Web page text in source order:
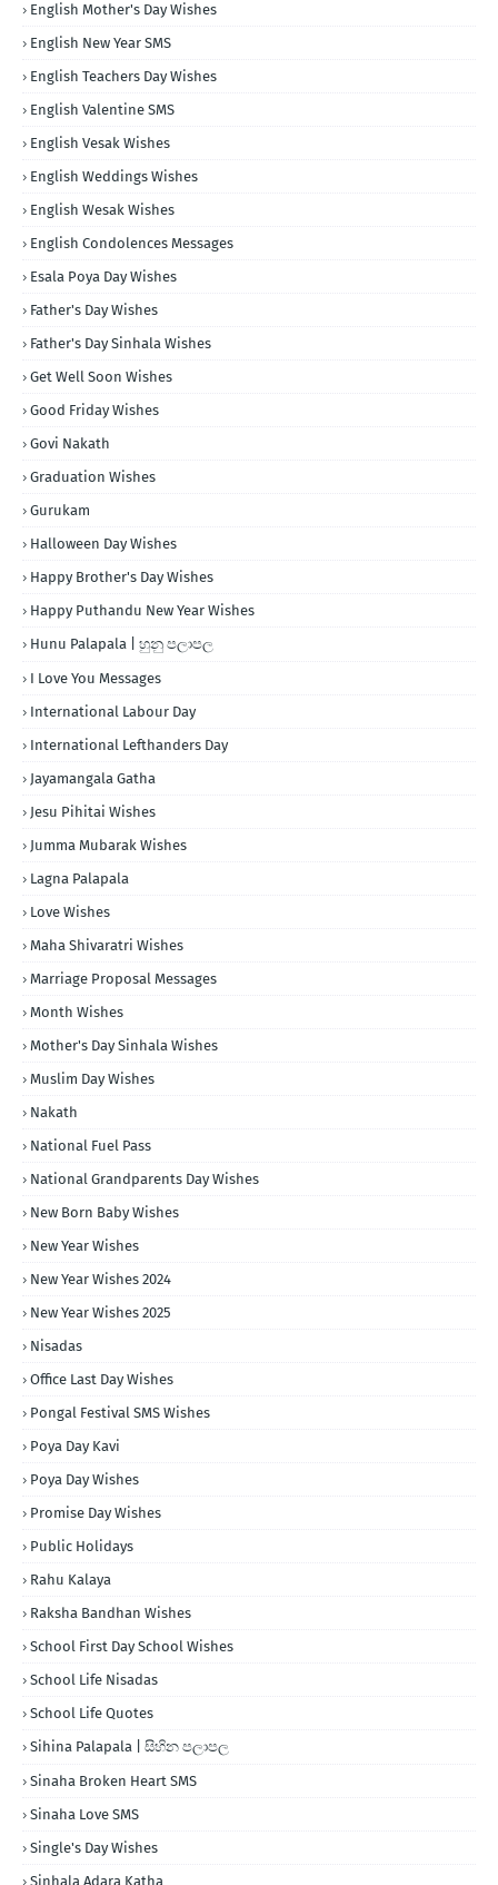
English Mother's Day Wishes
English New Year SMS
English Teachers Day Wishes
English Valentine SMS
English Vesak Wishes
English Weddings Wishes
English Wesak Wishes
English Condolences Messages
Esala Poya Day Wishes
Father's Day Wishes
Father's Day Sinhala Wishes
Get Well Soon Wishes
Good Friday Wishes
Govi Nakath
Graduation Wishes
Gurukam
Halloween Day Wishes
Happy Brother's Day Wishes
Happy Puthandu New Year Wishes
Hunu Palapala | හුනු පලාපල
I Love You Messages
International Labour Day
International Lefthanders Day
Jayamangala Gatha
Jesu Pihitai Wishes
Jumma Mubarak Wishes
Lagna Palapala
Love Wishes
Maha Shivaratri Wishes
Marriage Proposal Messages
Month Wishes
Mother's Day Sinhala Wishes
Muslim Day Wishes
Nakath
National Fuel Pass
National Grandparents Day Wishes
New Born Baby Wishes
New Year Wishes
New Year Wishes 2024
New Year Wishes 2025
Nisadas
Office Last Day Wishes
Pongal Festival SMS Wishes
Poya Day Kavi
Poya Day Wishes
Promise Day Wishes
Public Holidays
Rahu Kalaya
Raksha Bandhan Wishes
School First Day School Wishes
School Life Nisadas
School Life Quotes
Sihina Palapala | සිහින පලාපල
Sinaha Broken Heart SMS
Sinaha Love SMS
Single's Day Wishes
Sinhala Adara Katha